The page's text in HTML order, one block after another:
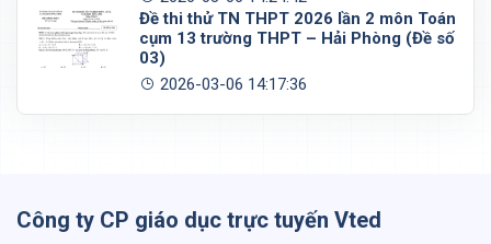
Đề thi thử TN THPT 2026 lần 2 môn Toán
cụm 13 trường THPT – Hải Phòng (Đề số
03)
2026-03-06 14:17:36
Công ty CP giáo dục trực tuyến Vted